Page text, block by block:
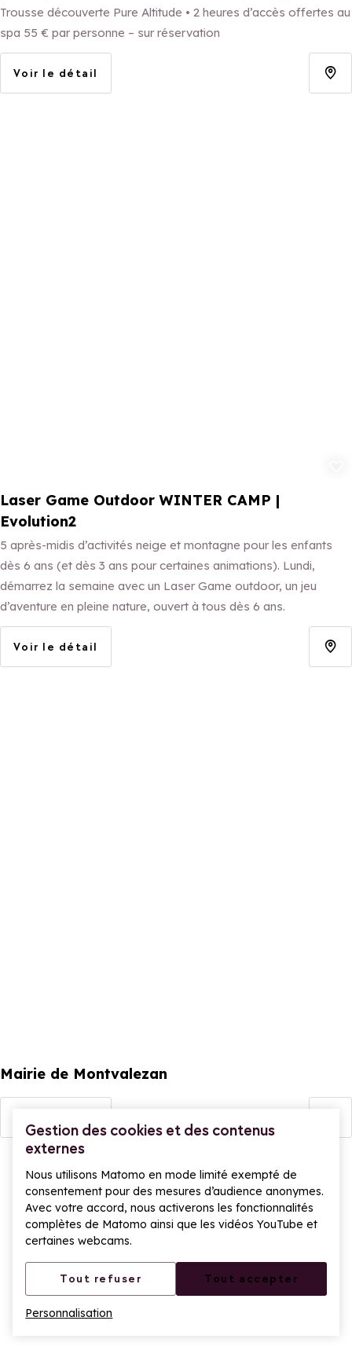
Gestion des cookies et des contenus
externes
Nous utilisons Matomo en mode limité exempté de
consentement pour des mesures d’audience anonymes.
Avec votre accord, nous activerons les fonctionnalités
complètes de Matomo ainsi que les vidéos YouTube et
certaines webcams.
Tout refuser Tout accepter
Personnalisation
Trousse découverte Pure Altitude • 2 heures d’accès offertes au
spa 55 € par personne – sur réservation
Voir le détail
Laser Game Outdoor WINTER CAMP |
Evolution2
5 après-midis d’activités neige et montagne pour les enfants
dès 6 ans (et dès 3 ans pour certaines animations). Lundi,
démarrez la semaine avec un Laser Game outdoor, un jeu
d’aventure en pleine nature, ouvert à tous dès 6 ans.
Voir le détail
Mairie de Montvalezan